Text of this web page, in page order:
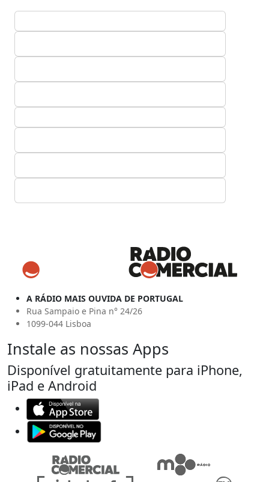
A RÁDIO MAIS OUVIDA DE PORTUGAL
Rua Sampaio e Pina n° 24/26
1099-044 Lisboa
Instale as nossas Apps
Disponível gratuitamente para iPhone,
iPad e Android